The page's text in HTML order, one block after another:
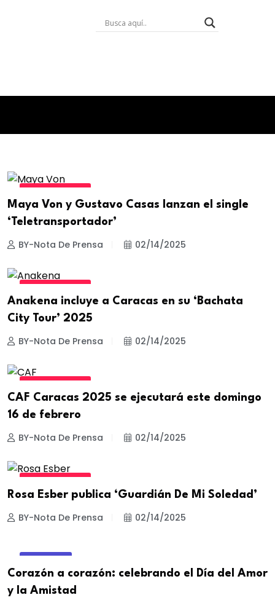
ESTILO DE VIDA
Maya Von y Gustavo Casas lanzan el single
‘Teletransportador’
BY-Nota De Prensa 02/14/2025
ESTILO DE VIDA
Anakena incluye a Caracas en su ‘Bachata
City Tour’ 2025
BY-Nota De Prensa 02/14/2025
ESTILO DE VIDA
CAF Caracas 2025 se ejecutará este domingo
16 de febrero
BY-Nota De Prensa 02/14/2025
ESTILO DE VIDA
Rosa Esber publica ‘Guardián De Mi Soledad’
BY-Nota De Prensa 02/14/2025
Corazón a corazón: celebrando el Día del Amor
y la Amistad